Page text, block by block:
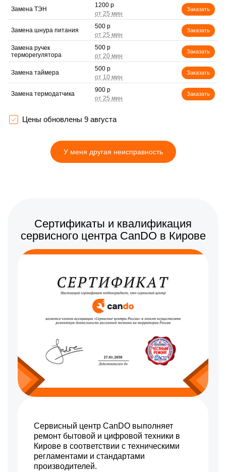
Замена ТЭН
1200 р
Заказать
Замена шнура питания
500 р
Заказать
Замена ручек
терморегулятора
500 р
Заказать
Замена таймера
500 р
Заказать
Замена термодатчика
900 р
Заказать
открывания двери
Цены обновлены 9 августа
У меня другая неисправность
Сертификаты и квалификация
сервисного центра CanDO в Кирове
Сервисный центр CanDO выполняет
ремонт бытовой и цифровой техники в
Кирове в соответствии с техническими
регламентами и стандартами
производителей.